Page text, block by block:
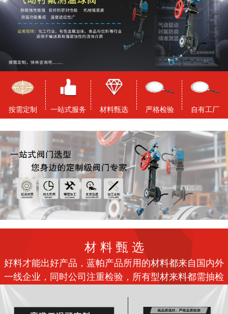
按需定制 一站式服务 材料甄选 严格检验 自有工厂
材 料 甄 选
好料才能出好产品，蓝帕产品所用的材料都来自国内外
一线企业，同时公司注重检验，所有型材来料都需抽检
合格方可入库，所有铸件均需同时定性和定量检测。所
有材料检验报告随产品出具给客户。